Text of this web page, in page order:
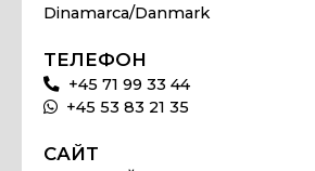
Dinamarca/Danmark
ТЕЛЕФОН
+45 71 99 33 44
+45 53 83 21 35
САЙТ